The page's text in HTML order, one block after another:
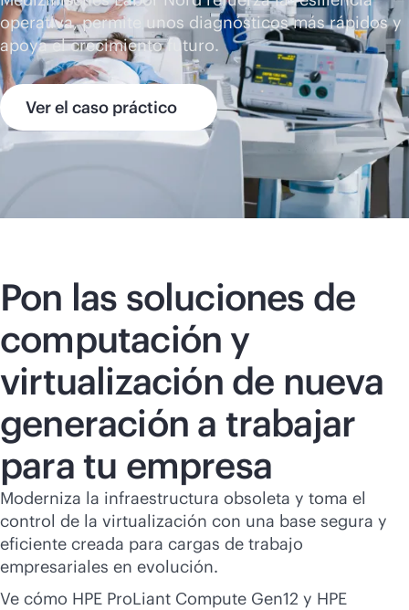
operativa, permite unos diagnósticos más rápidos y
apoya el crecimiento futuro.
Ver el caso práctico
Pon las soluciones de
computación y
virtualización de nueva
generación a trabajar
para tu empresa
Moderniza la infraestructura obsoleta y toma el
control de la virtualización con una base segura y
eficiente creada para cargas de trabajo
empresariales en evolución.
Ve cómo HPE ProLiant Compute Gen12 y HPE